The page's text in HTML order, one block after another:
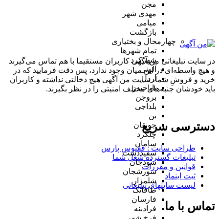
مجن
مهدی شهر
میامی
بازگشت
چهارمحال و بختیاری
تمام شهر‌ها
شهرکرد
آلونی
اردل
باباحیدر
بروجن
بلداجی
بن
جونقان
چلگرد
سامان
سفیددشت
سودجان
سورشجان
شلمزار
طاقانک
فارسان
فرادبنه
در سایت تبلیغاتی من آگهی کاربران مستقیما با هم تماس می‌گیرند
و هیچ واسطه‌ای در این میان وجود ندارد، پس دقت فرمایید که در
خرید و فروشِ شما، سایت من آگهی هیچ دخالتی نداشته و کاربران
باید خودشان جنبه‌های مختلف امنیتی را در نظر بگیرند.
دسترسی سریع
طراحی سایت :‌ ققنوس پارس
تبلیغات گسترده شغل شما
قوانین و مقررات
ثبت اینماد
لیست سایتهای تبلیغاتی
تماس با ما